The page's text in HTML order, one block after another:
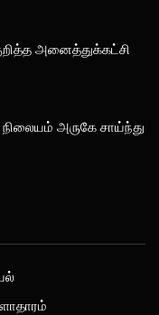
அனைத்துக்கட்சி
நிலையம் அருகே சாய்ந்து